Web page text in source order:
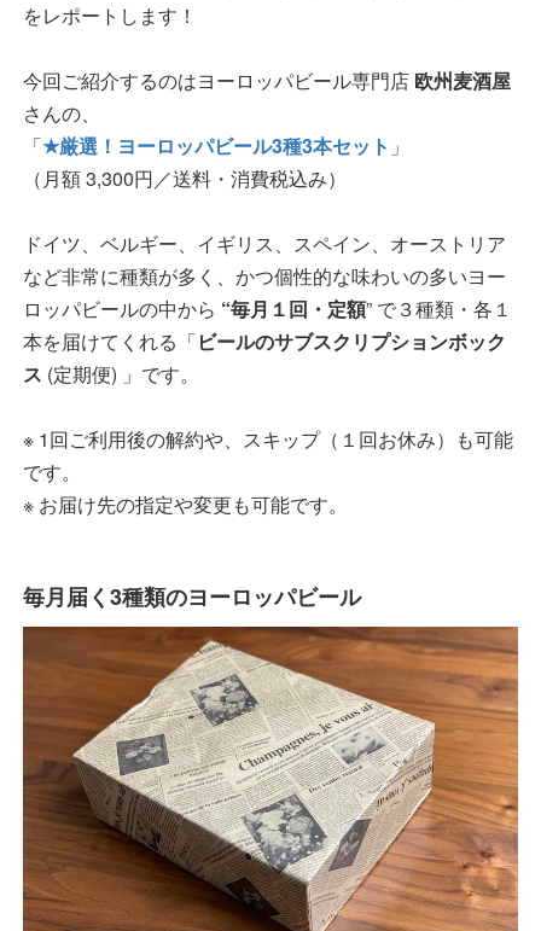
をレポートします！
今回ご紹介するのはヨーロッパビール専門店 欧州麦酒屋
さんの、
「★厳選！ヨーロッパビール3種3本セット 」
（月額 3,300円／送料・消費税込み）
ドイツ、ベルギー、イギリス、スペイン、オーストリア
など非常に種類が多く、かつ個性的な味わいの多いヨー
ロッパビールの中から “毎月１回・定額” で３種類・各１
本を届けてくれる「ビールのサブスクリプションボック
ス (定期便) 」です。
※ 1回ご利用後の解約や、スキップ（１回お休み）も可能
です。
※ お届け先の指定や変更も可能です。
毎月届く3種類のヨーロッパビール